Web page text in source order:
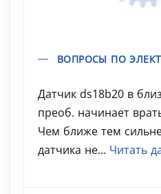
ВОПРОСЫ ПО
Датчик ds18b20 в
преоб. начинает
Чем ближе тем
датчика не... Читать